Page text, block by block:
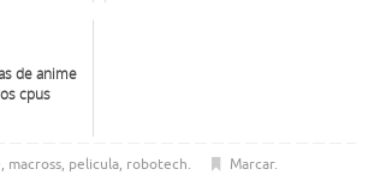
de anime
cpus
, macross, pelicula, robotech. Marcar.